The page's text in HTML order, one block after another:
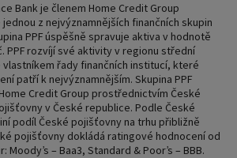
Bank je členem Home Credit Group
jednou z nejvýznamnějších finančních skupin
PPF úspěšně spravuje aktiva v hodnotě
PPF rozvíjí své aktivity v regionu střední
vlastníkem řady finančních institucí, které
patří k nejvýznamnějším. Skupina PPF
Credit Group prostřednictvím České
v České republice. Podle České
podíl České pojišťovny na trhu přibližně
pojišťovny dokládá ratingové hodnocení od
– Baa3, Standard & Poor’s – BBB.